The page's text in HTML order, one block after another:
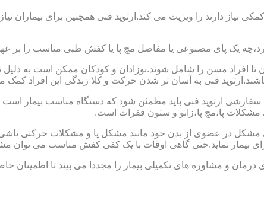
نیاز دارند را ویزیت می کند.ارتوپد فنی همچنین برای
یک پای مصنوعی یا مفاصل مچ پا یا کفش طبی مناسب را بر
تا افراد مسن را شامل شوند.نوزادان و کودکان ممکن است به
فنی به آسان تر شدن حرکت و کلا زندگی این افراد کمک
ارتوپد فنی باید مطمئن شود که دستگاه مناسب بیمار است
مشکلات پا،مچ پا،زانو و ستون فقرات است.
مشکل در عضوی از بدن خود مانند مشکل پا و مشکلات حرکتی
بیمار نماید.حتی گاهی اوقات با یک کفی کفش مناسب می توان
درمان و مشاوره های تکمیلی بیمار را مجددا می بیند تا